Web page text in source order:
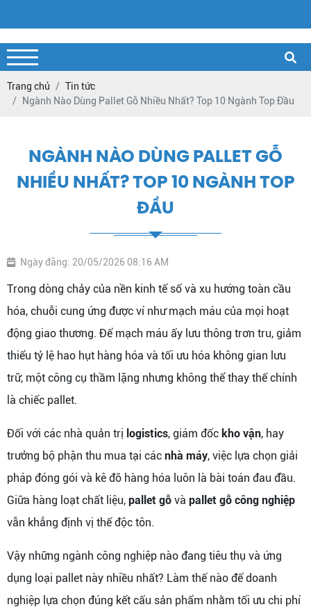
Trang chủ
Tin tức
Ngành Nào Dùng Pallet Gỗ Nhiều Nhất? Top 10 Ngành Top Đầu
NGÀNH NÀO DÙNG PALLET GỖ
NHIỀU NHẤT? TOP 10 NGÀNH TOP
ĐẦU
Ngày đăng: 20/05/2026 08:16 AM
Trong dòng chảy của nền kinh tế số và xu hướng toàn cầu
hóa, chuỗi cung ứng được ví như mạch máu của mọi hoạt
động giao thương. Để mạch máu ấy lưu thông trơn tru, giảm
thiểu tỷ lệ hao hụt hàng hóa và tối ưu hóa không gian lưu
trữ, một công cụ thầm lặng nhưng không thể thay thế chính
là chiếc pallet.
Đối với các nhà quản trị logistics, giám đốc kho vận, hay
trưởng bộ phận thu mua tại các nhà máy, việc lựa chọn giải
pháp đóng gói và kê đỡ hàng hóa luôn là bài toán đau đầu.
Giữa hàng loạt chất liệu, pallet gỗ và pallet gỗ công nghiệp
vẫn khẳng định vị thế độc tôn.
Vậy những ngành công nghiệp nào đang tiêu thụ và ứng
dụng loại pallet này nhiều nhất? Làm thế nào để doanh
nghiệp lựa chọn đúng kết cấu sản phẩm nhằm tối ưu chi phí